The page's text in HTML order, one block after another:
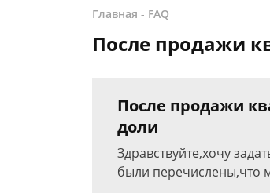
Главная - FAQ
После продажи
После продажи
доли
Здравствуйте,хочу
были перечислены,что